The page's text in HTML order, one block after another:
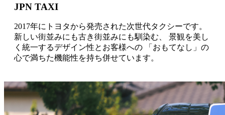
JP⁨⁩N TAXI
2017年にトヨタから発売された次世代タクシーです。
新しい街並みにも古き街並みにも馴染む、 景観を美し
く統一するデザイン性とお客様への 「おもてなし」の
心で満ちた機能性を持ち併せています。